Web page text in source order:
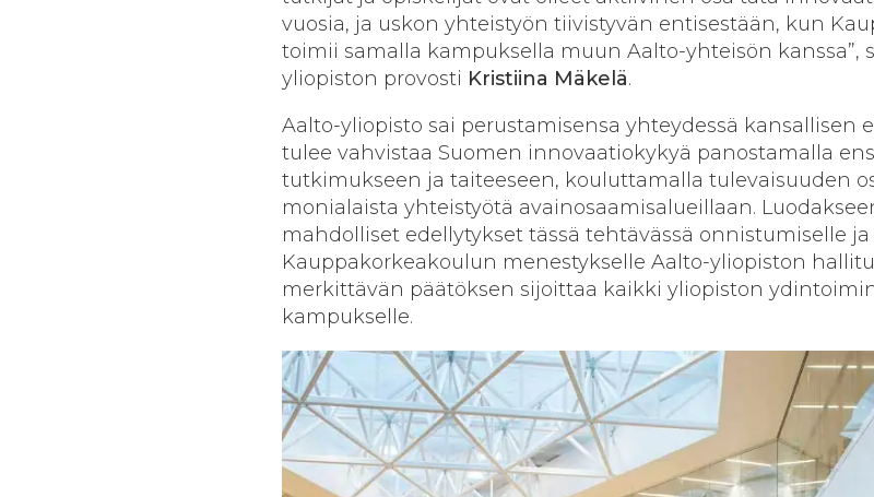
vuosia, ja uskon yhteistyön tiivistyvän entisestään, kun
toimii samalla kampuksella muun Aalto-yhteisön kanssa”,
yliopiston provosti Kristiina Mäkelä.
Aalto-yliopisto sai perustamisensa yhteydessä kansallisen
tulee vahvistaa Suomen innovaatiokykyä panostamalla
tutkimukseen ja taiteeseen, kouluttamalla tulevaisuuden
monialaista yhteistyötä avainosaamisalueillaan.
mahdolliset edellytykset tässä tehtävässä onnistumiselle ja
Kauppakorkeakoulun menestykselle Aalto-yliopiston
merkittävän päätöksen sijoittaa kaikki yliopiston
kampukselle.